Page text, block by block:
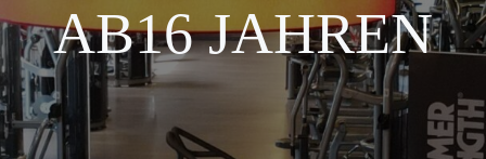
AB16 JAHREN